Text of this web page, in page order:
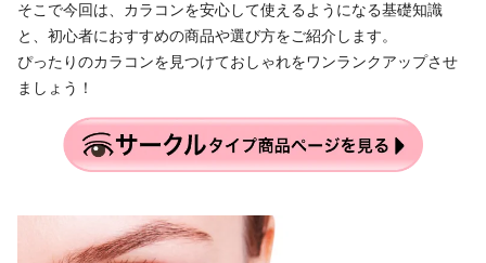
そこで今回は、カラコンを安心して使えるようになる基礎知識
と、初心者におすすめの商品や選び方をご紹介します。
ぴったりのカラコンを見つけておしゃれをワンランクアップさせ
ましょう！